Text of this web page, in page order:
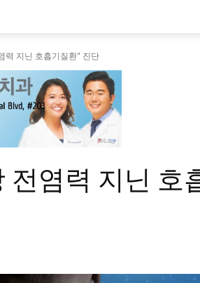
력 지닌 호흡기질환" 진단
전염력 지닌 호